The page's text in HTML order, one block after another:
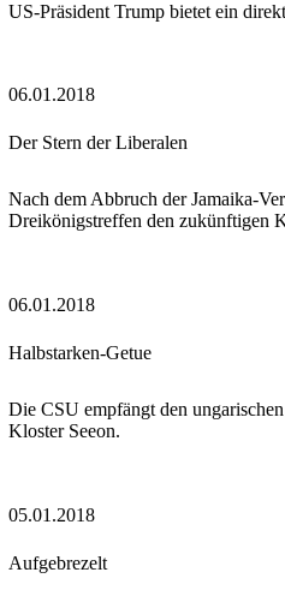
US-Präsident Trump bietet ein
06.01.2018
Der Stern der Liberalen
Nach dem Abbruch der Jamaika-
Dreikönigstreffen den zukünftigen
06.01.2018
Halbstarken-Getue
Die CSU empfängt den
Kloster Seeon.
05.01.2018
Aufgebrezelt